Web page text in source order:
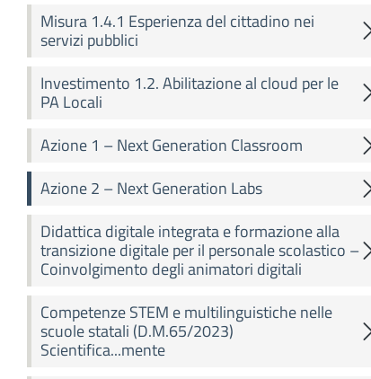
Misura 1.4.1 Esperienza del cittadino nei
servizi pubblici
Investimento 1.2. Abilitazione al cloud per le
PA Locali
Azione 1 – Next Generation Classroom
Azione 2 – Next Generation Labs
Didattica digitale integrata e formazione alla
transizione digitale per il personale scolastico –
Coinvolgimento degli animatori digitali
Competenze STEM e multilinguistiche nelle
scuole statali (D.M.65/2023)
Scientifica...mente